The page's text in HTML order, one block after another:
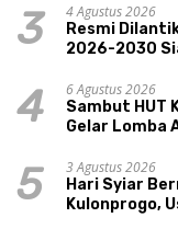
3
4 Agustus 2026
Resmi
2026-2030
4
6 Agustus 2026
Sambut HUT
Gelar Lomba
5
3 Agustus 2026
Hari Syiar
Kulonprogo,